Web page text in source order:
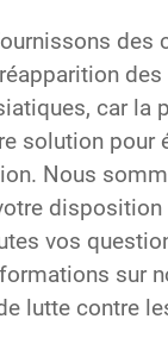
des
car la
solution pour
Nous
disposition
vos
sur
lutte contre